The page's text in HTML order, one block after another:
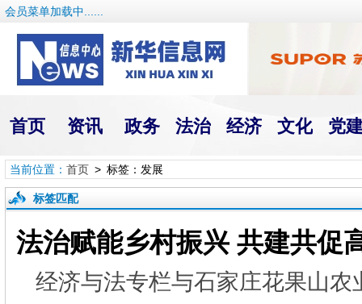
会员菜单加载中......
首页 资讯 政务 法治 经济 文化 党
当前位置： 首页> 标签：发展
标签匹配
法治赋能乡村振兴 共建共促
经济与法专栏与石家庄花果山农